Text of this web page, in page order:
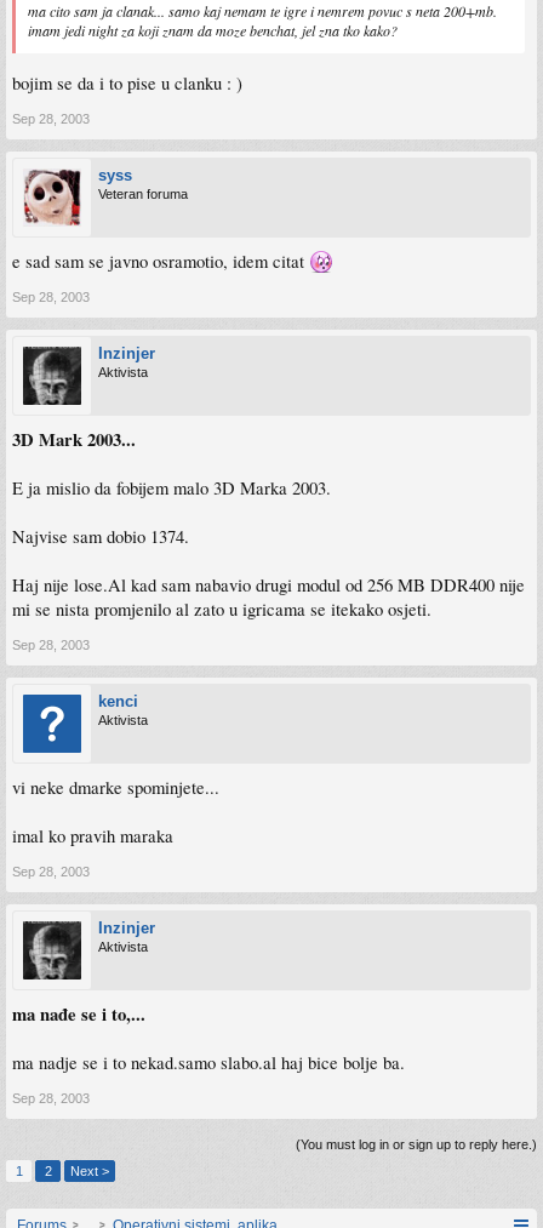
ma cito sam ja clanak... samo kaj nemam te igre i nemrem povuc s neta 200+mb.
imam jedi night za koji znam da moze benchat, jel zna tko kako?
bojim se da i to pise u clanku : )
Sep 28, 2003
syss
Veteran foruma
e sad sam se javno osramotio, idem citat
Sep 28, 2003
Inzinjer
Aktivista
3D Mark 2003...
E ja mislio da fobijem malo 3D Marka 2003.
Najvise sam dobio 1374.
Haj nije lose.Al kad sam nabavio drugi modul od 256 MB DDR400 nije
mi se nista promjenilo al zato u igricama se itekako osjeti.
Sep 28, 2003
kenci
Aktivista
vi neke dmarke spominjete...
imal ko pravih maraka
Sep 28, 2003
Inzinjer
Aktivista
ma nađe se i to,...
ma nadje se i to nekad.samo slabo.al haj bice bolje ba.
Sep 28, 2003
(You must log in or sign up to reply here.)
1
2 Next >